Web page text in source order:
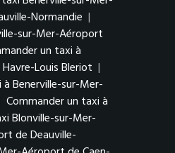
Normandie |
sur-Mer-Aéroport
un taxi à
Louis Bleriot |
Benerville-sur-Mer-
Commander un taxi à
Blonville-sur-Mer-
de Deauville-